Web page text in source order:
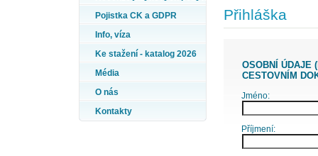
Pojistka CK a GDPR
Info, víza
Ke stažení - katalog 2026
Média
O nás
Kontakty
Přihláška
OSOBNÍ ÚDAJE (PŘÍJMENÍ A JMÉNO VYPLŇTE PODLE ÚDAJŮ VE VAŠEM
CESTOVNÍM
Jméno:
Příjmení: